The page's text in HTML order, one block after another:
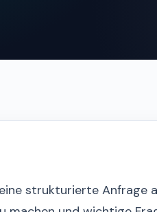
strukturierte Anfrage